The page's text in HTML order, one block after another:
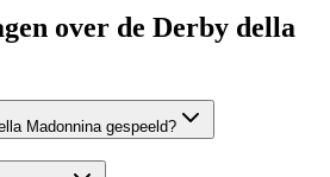
over de Derby della
Madonnina gespeeld?